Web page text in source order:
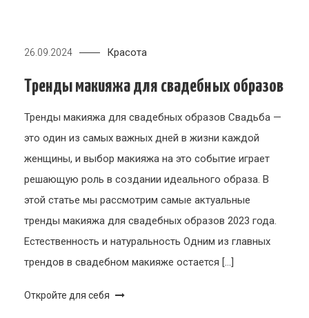
26.09.2024 Красота
Тренды макияжа для свадебных образов
Тренды макияжа для свадебных образов Свадьба —
это один из самых важных дней в жизни каждой
женщины, и выбор макияжа на это событие играет
решающую роль в создании идеального образа. В
этой статье мы рассмотрим самые актуальные
тренды макияжа для свадебных образов 2023 года.
Естественность и натуральность Одним из главных
трендов в свадебном макияже остается […]
Откройте для себя